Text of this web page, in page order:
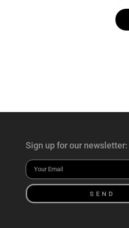
Sign up for our newsletter:
SEND